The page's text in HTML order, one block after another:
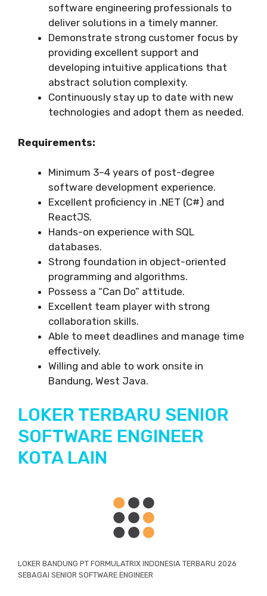
software engineering professionals to
deliver solutions in a timely manner.
Demonstrate strong customer focus by
providing excellent support and
developing intuitive applications that
abstract solution complexity.
Continuously stay up to date with new
technologies and adopt them as needed.
Requirements:
Minimum 3–4 years of post-degree
software development experience.
Excellent proficiency in .NET (C#) and
ReactJS.
Hands-on experience with SQL
databases.
Strong foundation in object-oriented
programming and algorithms.
Possess a “Can Do” attitude.
Excellent team player with strong
collaboration skills.
Able to meet deadlines and manage time
effectively.
Willing and able to work onsite in
Bandung, West Java.
LOKER TERBARU SENIOR
SOFTWARE ENGINEER
KOTA LAIN
LOKER BANDUNG PT FORMULATRIX INDONESIA TERBARU 2026
SEBAGAI SENIOR SOFTWARE ENGINEER